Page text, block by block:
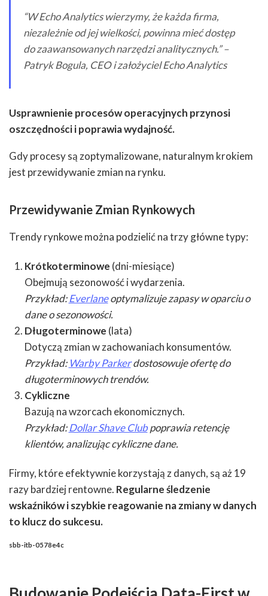
“W Echo Analytics wierzymy, że każda firma,
niezależnie od jej wielkości, powinna mieć dostęp
do zaawansowanych narzędzi analitycznych.” –
Patryk Bogula, CEO i założyciel Echo Analytics
Usprawnienie procesów operacyjnych przynosi
oszczędności i poprawia wydajność.
Gdy procesy są zoptymalizowane, naturalnym krokiem
jest przewidywanie zmian na rynku.
Przewidywanie Zmian Rynkowych
Trendy rynkowe można podzielić na trzy główne typy:
Krótkoterminowe (dni-miesiące)
Obejmują sezonowość i wydarzenia.
Przykład:Everlaneoptymalizuje zapasy w oparciu o
dane o sezonowości.
Długoterminowe (lata)
Dotyczą zmian w zachowaniach konsumentów.
Przykład: Warby Parkerdostosowuje ofertę do
długoterminowych trendów.
Cykliczne
Bazują na wzorcach ekonomicznych.
Przykład:Dollar Shave Clubpoprawia retencję
klientów, analizując cykliczne dane.
Firmy, które efektywnie korzystają z danych, są aż 19
razy bardziej rentowne. Regularne śledzenie
wskaźników i szybkie reagowanie na zmiany w danych
to klucz do sukcesu.
sbb-itb-0578e4c